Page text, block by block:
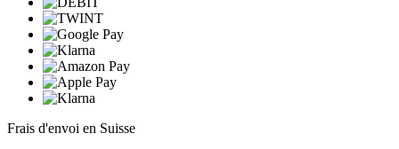
Frais d'envoi en Suisse